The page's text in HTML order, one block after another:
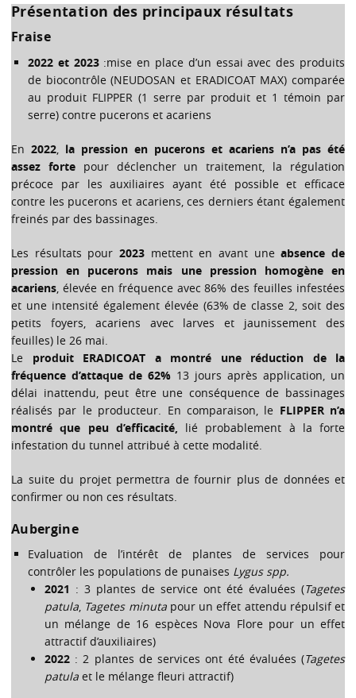
Présentation des principaux résultats
Fraise
2022 et 2023:mise en place d’un essai avec des produits
de biocontrôle (NEUDOSAN et ERADICOAT MAX) comparée
au produit FLIPPER (1 serre par produit et 1 témoin par
serre) contre pucerons et acariens
En 2022
la pression en pucerons et acariens n’a pas été
assez fortepour déclencher un traitement, la régulation
précoce par les auxiliaires ayant été possible et efficace
contre les pucerons et acariens, ces derniers étant également
freinés par des bassinages.
Les résultats pour 2023 mettent en avant uneabsence de
pression en pucerons mais une pression homogène en
acariens , élevée en fréquence avec 86% des feuilles infestées
et une intensité également élevée (63% de classe 2, soit des
petits foyers, acariens avec larves et jaunissement des
feuilles) le 26 mai.
Le produit ERADICOAT a montré une réduction de la
fréquence d’attaque de 62% 13 jours après application, un
délai inattendu, peut être une conséquence de bassinages
réalisés par le producteur. En comparaison, le FLIPPER n’a
montré que peu d’efficacité,
lié probablement à la forte
infestation du tunnel attribué à cette modalité.
La suite du projet permettra de fournir plus de données et
confirmer ou non ces résultats.
Aubergine
Evaluation de l’intérêt de plantes de services pour
contrôler les populations de punaises Lygus spp.
2021 : 3 plantes de service ont été évaluées (Tagetes
patula, Tagetes minutapour un effet attendu répulsif et
un mélange de 16 espèces Nova Flore pour un effet
attractif d’auxiliaires)
2022 : 2 plantes de services ont été évaluées (Tagetes
patula et le mélange fleuri attractif)